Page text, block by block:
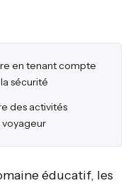
en tenant compte
sécurité
des activités
éducatif, les